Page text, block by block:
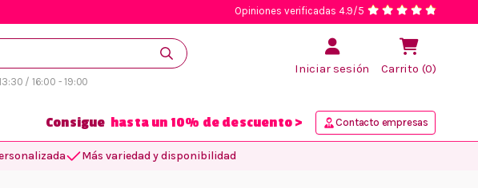
Opiniones verificadas 4.9/5
/ 16:00 - 19:00
Iniciar sesión Carrito (0)
Consigue hasta un 10% de descuento > Contacto empresas
Más variedad y disponibilidad